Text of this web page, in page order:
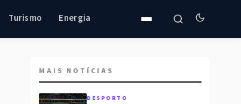
Turismo Energia
MAIS NOTÍCIAS
DESPORTO